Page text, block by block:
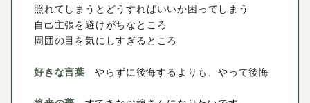
照れてしまうとどうすればいいか困ってしまう
自己主張を避けがちなところ
周囲の目を気にしすぎるところ
好きな言葉 やらずに後悔するよりも、やって後悔